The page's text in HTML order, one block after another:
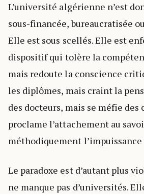
L’université algérienne n’est
sous-financée, bureaucratisée
Elle est sous scellés. Elle est
dispositif qui tolère la
mais redoute la conscience
les diplômes, mais craint la
des docteurs, mais se méfie des
proclame l’attachement au
méthodiquement
Le paradoxe est d’autant plus
ne manque pas d’universités.